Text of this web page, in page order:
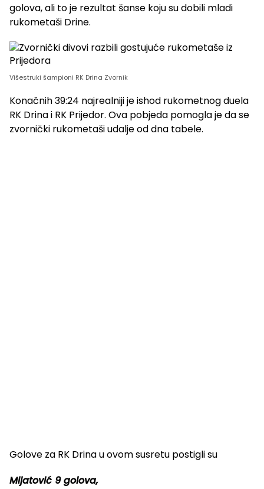
golova, ali to je rezultat šanse koju su dobili mladi
rukometaši Drine.
Višestruki šampioni RK Drina Zvornik
Konačnih 39:24 najrealniji je ishod rukometnog duela
RK Drina i RK Prijedor. Ova pobjeda pomogla je da se
zvornički rukometaši udalje od dna tabele.
Golove za RK Drina u ovom susretu postigli su
Mijatović 9 golova,